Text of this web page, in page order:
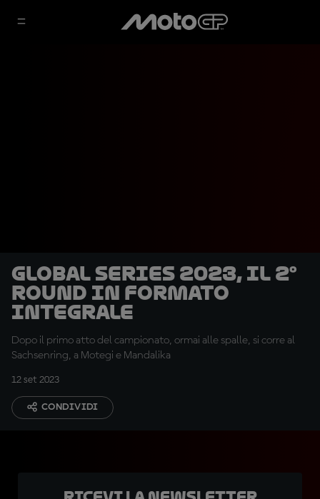
Global Series 2023, il 2°
round in formato
integrale
Dopo il primo atto del campionato, ormai alle spalle, si corre al
Sachsenring, a Motegi e Mandalika
12 set 2023
CONDIVIDI